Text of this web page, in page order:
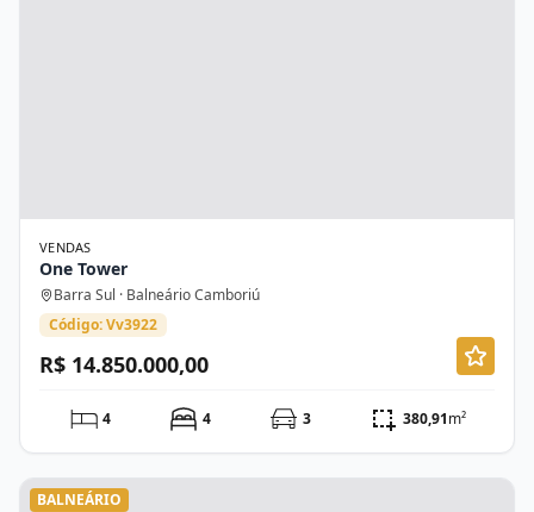
VENDAS
One Tower
Barra Sul · Balneário Camboriú
Código: Vv3922
R$ 14.850.000,00
4 4 3 380,91m²
BALNEÁRIO